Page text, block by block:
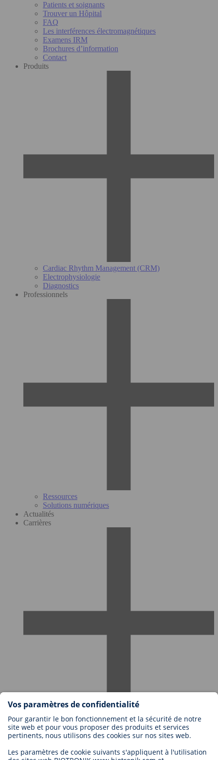
Patients et soignants
Trouver un Hôpital
FAQ
Les interférences électromagnétiques
Examens IRM
Brochures d’information
Contact
Produits
Cardiac Rhythm Management (CRM)
Electrophysiologie
Diagnostics
Professionnels
Ressources
Solutions numériques
Actualités
Carrières
Travailler chez BIOTRONIK
Niveaux de carrière
Candidature